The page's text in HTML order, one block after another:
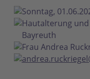
Sonntag,
Hautalterung
Bayreuth
Frau Andrea